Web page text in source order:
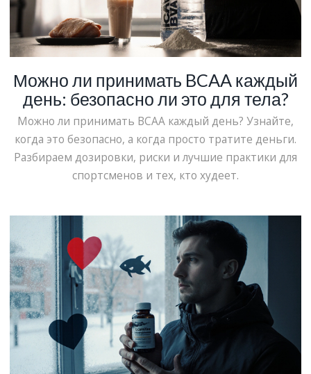
Можно ли принимать BCAA каждый
день: безопасно ли это для тела?
Можно ли принимать BCAA каждый день? Узнайте,
когда это безопасно, а когда просто тратите деньги.
Разбираем дозировки, риски и лучшие практики для
спортсменов и тех, кто худеет.